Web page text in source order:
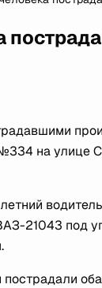
на улице
21043 под